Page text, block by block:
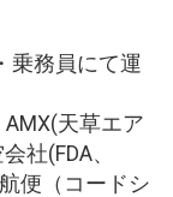
乗務員にて運
AMX(天草エア
社(FDA、
便（コードシ